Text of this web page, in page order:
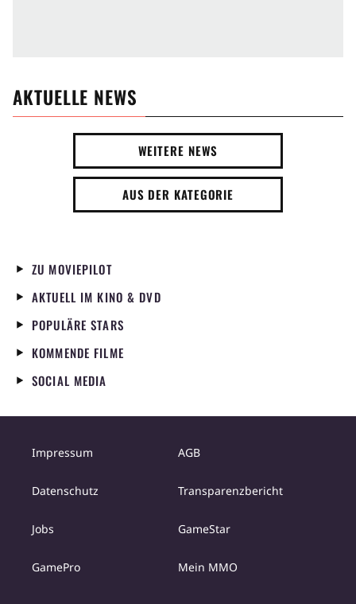
AKTUELLE NEWS
WEITERE NEWS
AUS DER KATEGORIE
ZU MOVIEPILOT
AKTUELL IM KINO & DVD
POPULÄRE STARS
KOMMENDE FILME
SOCIAL MEDIA
Impressum AGB
Datenschutz Transparenzbericht
Jobs GameStar
GamePro Mein MMO